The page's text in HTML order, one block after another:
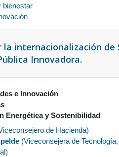
bienestar
la internacionalización
Innovadora.
e Innovación
Energética y Sostenibilidad
de Hacienda)
(Viceconsejera de
)